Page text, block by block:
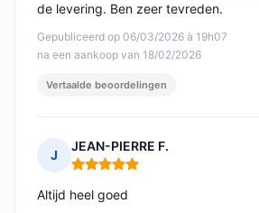
Gepubliceerd op 06/03/2026 à 19h07
na een aankoop van 18/02/2026
de levering. Ben zeer tevreden.
Vertaalde beoordelingen
J
JEAN-PIERRE F.
Opmerking: 5 van 5
Altijd heel goed